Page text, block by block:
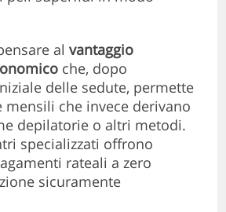
alvantaggio
che, dopo
delle sedute, permette
mensili che invece derivano
depilatorie o altri metodi.
specializzati offrono
rateali a zero
sicuramente